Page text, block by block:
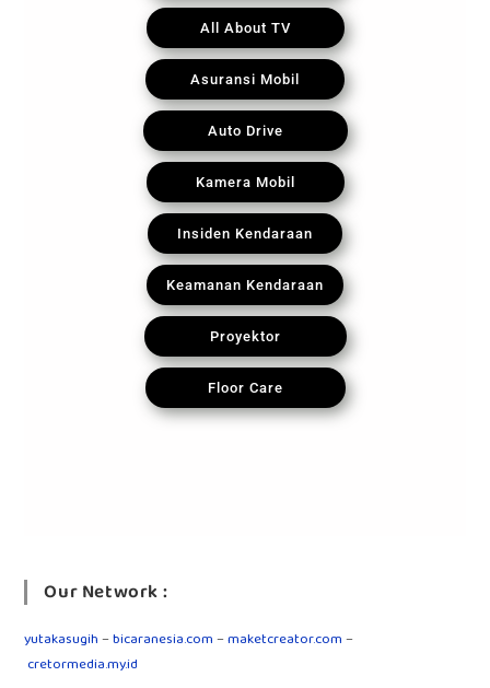
All About TV
Asuransi Mobil
Auto Drive
Kamera Mobil
Insiden Kendaraan
Keamanan Kendaraan
Proyektor
Floor Care
Our Network :
yutakasugih–bicaranesia.com–maketcreator.com–
cretormedia.my.id